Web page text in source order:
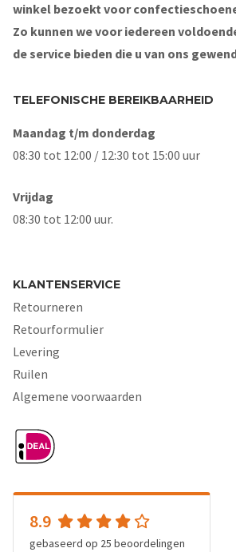
winkel bezoekt voor
Zo kunnen we voor iedereen
de service bieden die u van ons
TELEFONISCHE BEREIKBAARHEID
Maandag t/m donderdag
08:30 tot 12:00 / 12:30 tot 15:00 uur
Vrijdag
08:30 tot 12:00 uur.
KLANTENSERVICE
Retourneren
Retourformulier
Levering
Ruilen
Algemene voorwaarden
8.9
gebaseerd op 25 beoordelingen